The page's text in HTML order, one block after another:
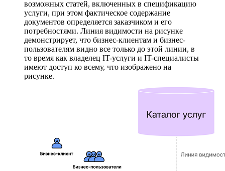
возможных статей, включенных в спецификацию
услуги, при этом фактическое содержание
документов определяется заказчиком и его
потребностями. Линия видимости на рисунке
демонстрирует, что бизнес-клиентам и бизнес-
пользователям видно все только до этой линии, в
то время как владелец IT-услуги и IT-специалисты
имеют доступ ко всему, что изображено на
рисунке.